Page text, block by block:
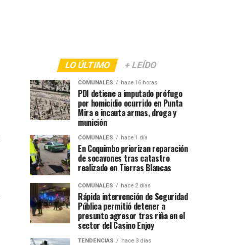
LO ÚLTIMO + LEÍDO
COMUNALES hace 16 horas
PDI detiene a imputado prófugo
por homicidio ocurrido en Punta
Mira e incauta armas, droga y
munición
COMUNALES hace 1 día
En Coquimbo priorizan reparación
de socavones tras catastro
realizado en Tierras Blancas
COMUNALES hace 2 días
Rápida intervención de Seguridad
Pública permitió detener a
presunto agresor tras riña en el
sector del Casino Enjoy
TENDENCIAS hace 3 días